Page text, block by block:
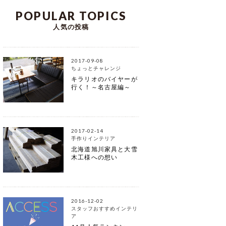
POPULAR TOPICS
人気の投稿
2017-09-08
ちょっとチャレンジ
キラリオのバイヤーが
行く！～名古屋編～
2017-02-14
手作りインテリア
北海道旭川家具と大雪
木工様への想い
2016-12-02
スタッフおすすめインテリ
ア